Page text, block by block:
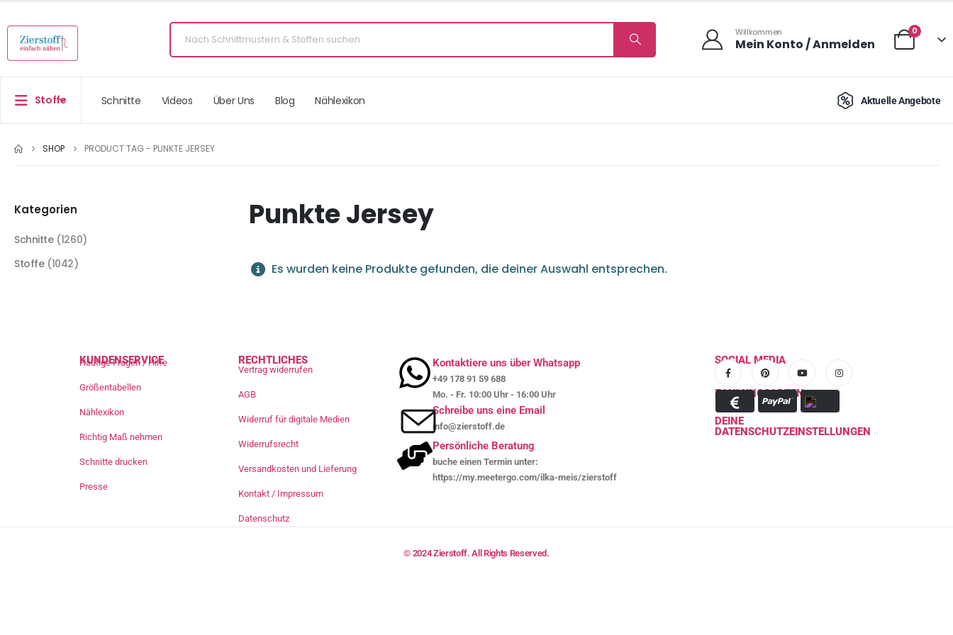
Willkommen
Mein Konto / Anmelden
0
Stoffe Schnitte Videos Über Uns Blog Nählexikon Aktuelle Angebote
SHOP PRODUCT TAG - PUNKTE JERSEY
Punkte Jersey
Es wurden keine Produkte gefunden, die deiner Auswahl entsprechen.
Kategorien
Schnitte (1260)
Stoffe (1042)
KUNDENSERVICE
Häufige Fragen / Hilfe
Größentabellen
Nählexikon
Richtig Maß nehmen
Schnitte drucken
Presse
RECHTLICHES
Vertrag widerrufen
AGB
Widerruf für digitale Medien
Widerrufsrecht
Versandkosten und Lieferung
Kontakt / Impressum
Datenschutz
Kontaktiere uns über Whatsapp
+49 178 91 59 688
Mo. - Fr. 10:00 Uhr - 16:00 Uhr
Schreibe uns eine Email
info@zierstoff.de
Persönliche Beratung
buche einen Termin unter:
https://my.meetergo.com/ilka-meis/zierstoff
SOCIAL MEDIA
ZAHLUNGSARTEN
DEINE
DATENSCHUTZEINSTELLUNGEN
© 2024 Zierstoff. All Rights Reserved.